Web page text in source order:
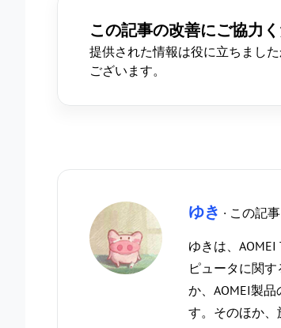
この記事の改善にご協力く
提供された情報は役に立ちまし
ございます。
ゆき · この記
ゆきは、
ピュータに関
か、AOMEI製
す。そのほか、